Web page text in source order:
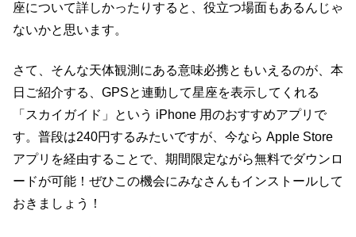
座について詳しかったりすると、役立つ場面もあるんじゃ
ないかと思います。
さて、そんな天体観測にある意味必携ともいえるのが、本
日ご紹介する、GPSと連動して星座を表示してくれる
「スカイガイド」という iPhone 用のおすすめアプリで
す。普段は240円するみたいですが、今なら Apple Store
アプリを経由することで、期間限定ながら無料でダウンロ
ードが可能！ぜひこの機会にみなさんもインストールして
おきましょう！